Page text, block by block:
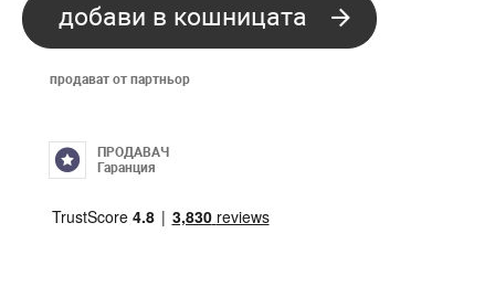
добави в кошницата
продават от партньор
ПРОДАВАЧ
Гаранция